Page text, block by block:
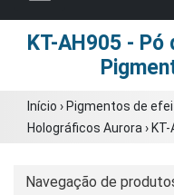
KT-AH905 -
Início › Pigmentos de
Holográficos Aurora ›
Navegação de